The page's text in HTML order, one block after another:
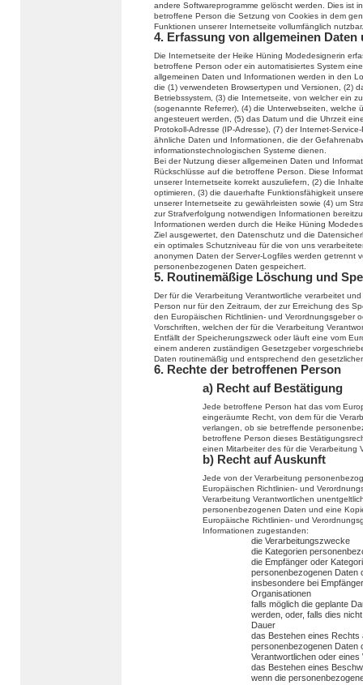
andere Softwareprogramme gelöscht werden. Dies ist
betroffene Person die Setzung von Cookies in dem
Funktionen unserer Internetseite vollumfänglich nutzbar.
4. Erfassung von allgemeinen
Die Internetseite der Heike Hüning Modedesignerin
betroffene Person oder ein automatisiertes System
allgemeinen Daten und Informationen werden in den
die (1) verwendeten Browsertypen und Versionen, (2)
Betriebssystem, (3) die Internetseite, von welcher ein
(sogenannte Referrer), (4) die Unterwebseiten,
angesteuert werden, (5) das Datum und die Uhrzeit
Protokoll-Adresse (IP-Adresse), (7) der Internet-
ähnliche Daten und Informationen, die der
informationstechnologischen Systeme dienen.
Bei der Nutzung dieser allgemeinen Daten und
Rückschlüsse auf die betroffene Person. Diese
unserer Internetseite korrekt auszuliefern, (2) die
optimieren, (3) die dauerhafte Funktionsfähigkeit
unserer Internetseite zu gewährleisten sowie (4) um
zur Strafverfolgung notwendigen Informationen
Informationen werden durch die Heike Hüning
Ziel ausgewertet, den Datenschutz und die
ein optimales Schutzniveau für die von uns
anonymen Daten der Server-Logfiles werden
personenbezogenen Daten gespeichert.
5. Routinemäßige Löschung und
Der für die Verarbeitung Verantwortliche verarbeitet
Person nur für den Zeitraum, der zur Erreichung des
den Europäischen Richtlinien- und Verordnungsgeber
Vorschriften, welchen der für die Verarbeitung
Entfällt der Speicherungszweck oder läuft eine vom
einem anderen zuständigen Gesetzgeber
Daten routinemäßig und entsprechend den
6. Rechte der betroffenen Person
a) Recht auf Bestätigung
Jede betroffene Person hat das vom
eingeräumte Recht, von dem für die
verlangen, ob sie betreffende
betroffene Person dieses
einen Mitarbeiter des für die Verarbeitung
b) Recht auf Auskunft
Jede von der Verarbeitung
Europäischen Richtlinien- und
Verarbeitung Verantwortlichen
personenbezogenen Daten und eine
Europäische Richtlinien- und
Informationen zugestanden:
die Verarbeitungszwecke
die Kategorien
die Empfänger oder
personenbezogenen Daten
insbesondere bei
Organisationen
falls möglich die geplante
werden, oder, falls dies
Dauer
das Bestehen eines Rechts
personenbezogenen Daten
Verantwortlichen oder
das Bestehen eines
wenn die